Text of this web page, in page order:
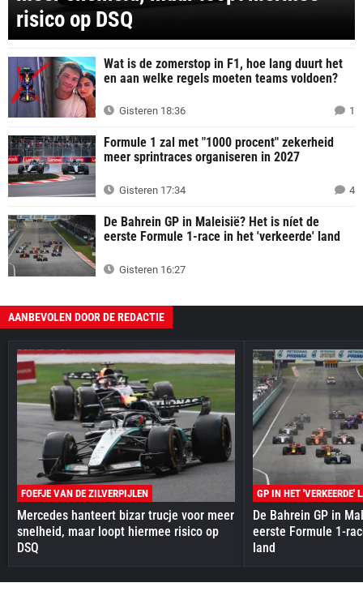
risico op DSQ
Wat is de zomerstop in F1, hoe lang duurt het
en aan welke regels moeten teams voldoen?
Gisteren 18:36 1
Formule 1 zal met "1000 procent" zekerheid
meer sprintraces organiseren in 2027
Gisteren 17:34 4
De Bahrein GP in Maleisië? Het is níet de
eerste Formule 1-race in het 'verkeerde' land
Gisteren 16:27
AANBEVOLEN DOOR DE REDACTIE
FOEFJE VAN DE ZILVERPIJLEN
Mercedes hanteert bizar trucje voor meer
snelheid, maar loopt hiermee risico op
DSQ
GP IN HET 'VERKEERDE'
De Bahrein GP in
eerste Formule 1-
land